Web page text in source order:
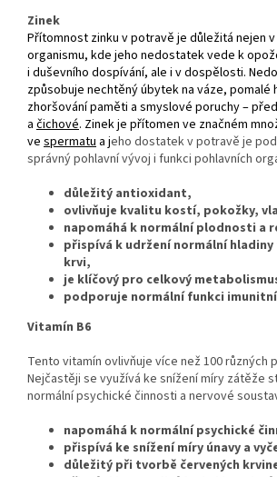
Zinek
Přítomnost zinku v potravě je důležitá nejen
organismu, kde jeho nedostatek vede k
i duševního dospívání, ale i v dospělosti.
způsobuje nechtěný úbytek na váze, pomalé
zhoršování paměti a smyslové poruchy –
a čichové. Zinek je přítomen ve značném
ve spermatu a jeho dostatek v potravě je
správný pohlavní vývoj i funkci pohlavních
důležitý antioxidant,
ovlivňuje kvalitu kostí, pokožky,
napomáhá k normální plodnosti a
přispívá k udržení normální
krvi,
je klíčový pro celkový
podporuje normální funkci
Vitamín B6
Tento vitamín ovlivňuje více než 100 různých
Nejčastěji se využívá ke snížení míry zátěže
normální psychické činnosti a nervové
napomáhá k normální psychické
přispívá ke snížení míry únavy a
důležitý při tvorbě červených